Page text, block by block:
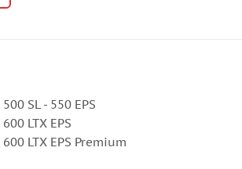
SL - 550 EPS
LTX EPS
LTX EPS Premium